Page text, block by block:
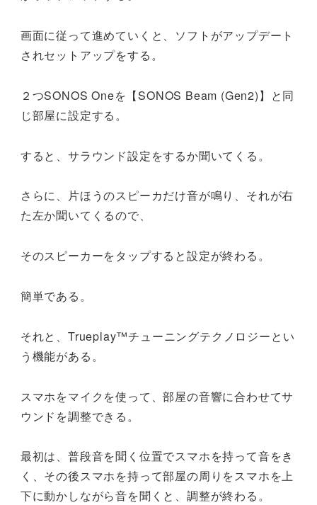
画面に従って進めていくと、ソフトがアップデート
されセットアップをする。
２つSONOS Oneを【SONOS Beam (Gen2)】と同
じ部屋に設定する。
すると、サラウンド設定をするか聞いてくる。
さらに、片ほうのスピーカだけ音が鳴り、それが右
た左か聞いてくるので、
そのスピーカーをタップすると設定が終わる。
簡単である。
それと、Trueplay™チューニングテクノロジーとい
う機能がある。
スマホをマイクを使って、部屋の音響に合わせてサ
ウンドを調整できる。
最初は、普段音を聞く位置でスマホを持って音をき
く、その後スマホを持って部屋の周りをスマホを上
下に動かしながら音を聞くと、調整が終わる。